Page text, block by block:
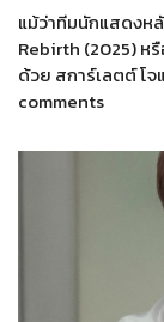
แม้ว่าทีมนักแสดงห
Rebirth (2025) ห
ด้วย สการ์เลตต์ โ
comments